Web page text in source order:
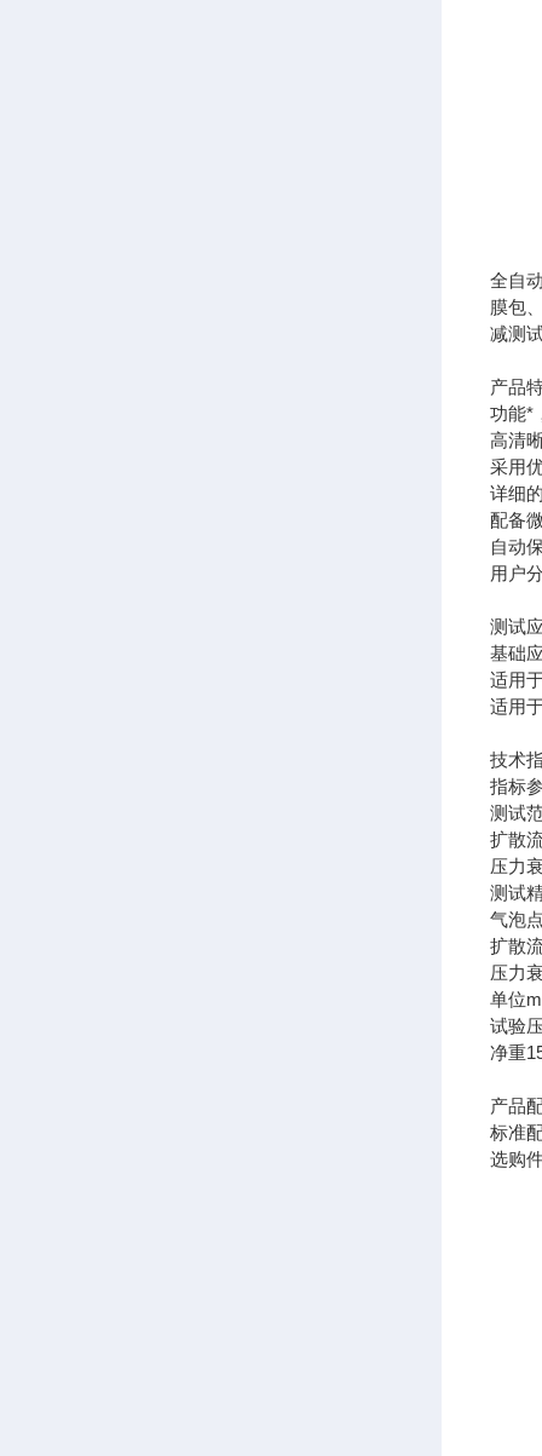
全自
膜包
减测
产品
功能*
高清
采用
详细
配备
自动
用户
测试
基础
适用
适用
技术
指标
测试
扩散
压力
测试
气泡
扩散
压力
单位
试验
净重
产品
标准
选购